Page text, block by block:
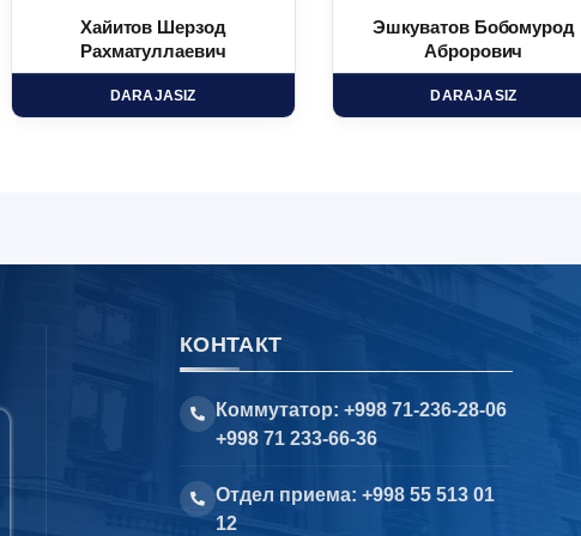
Хайитов Шерзод
Рахматуллаевич
DARAJASIZ
Эшкуватов Бобомурод
Аброрович
DARAJASIZ
КОНТАКТ
Коммутатор: +998 71-236-28-06
+998 71 233-66-36
Отдел приема: +998 55 513 01
12